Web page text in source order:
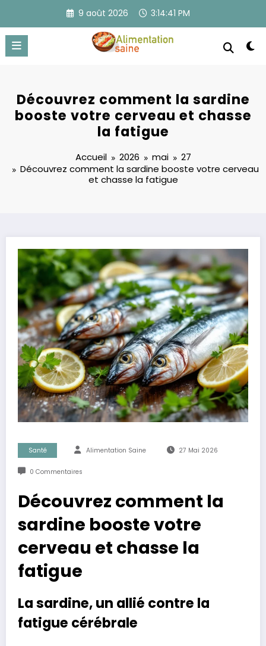
contenu
9 août 2026 3:14:42 PM
Découvrez comment la sardine
booste votre cerveau et chasse
la fatigue
Accueil 2026 mai
27
Découvrez comment la sardine booste votre cerveau
et chasse la fatigue
Santé Alimentation Saine 27 Mai 2026
0 Commentaires
Découvrez comment la
sardine booste votre
cerveau et chasse la
fatigue
La sardine, un allié contre la
fatigue cérébrale